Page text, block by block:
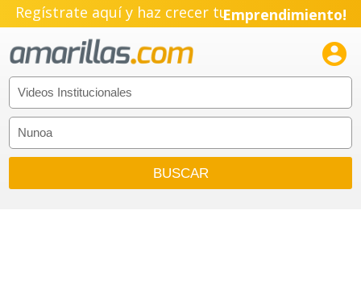
Regístrate aquí y haz crecer tuEmprendimiento!
